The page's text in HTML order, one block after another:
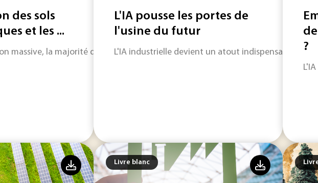
des sols
et les ...
massive, la majorité des déchets plastiques produits composés de polymères
L'IA pousse les portes de
l'usine du futur
L'IA industrielle devient un atout indispensable pour
?
Livre blanc